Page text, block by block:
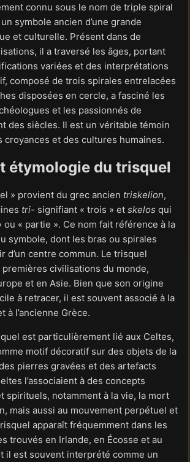
connu sous le nom de triple spiral
symbole ancien d’une grande
et culturelle. Présent dans de
il a traversé les âges, portant
variées et des interprétations
composé de trois spirales entrelacées
disposées en cercle, a fasciné les
et les passionnés de
des siècles. Il est un véritable témoin
croyances et des cultures humaines.
étymologie du trisquel
» provient du grec ancien triskelion,
tri- signifiant « trois » et skelos qui
ou « partie ». Ce nom fait référence à la
symbole, dont les bras ou spirales
d’un centre commun. Le trisquel
premières civilisations du monde,
et en Asie. Bien que son origine
à retracer, il est souvent associé à la
à l’ancienne Grèce.
est particulièrement lié aux Celtes,
motif décoratif sur des objets de la
pierres gravées et des artefacts
l’associaient à des concepts
spirituels, notamment à la vie, la mort
mais aussi au mouvement perpétuel et
apparaît fréquemment dans les
trouvés en Irlande, en Écosse et au
il est souvent interprété comme un